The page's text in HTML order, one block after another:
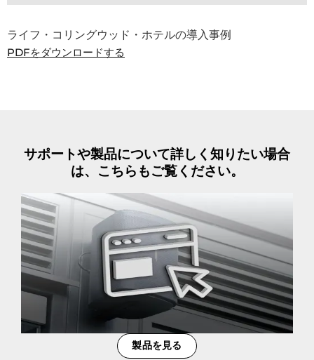
ライフ・コリングウッド・ホテルの導入事例
PDFをダウンロードする
サポートや製品について詳しく知りたい場合
は、こちらもご覧ください。
製品を見る